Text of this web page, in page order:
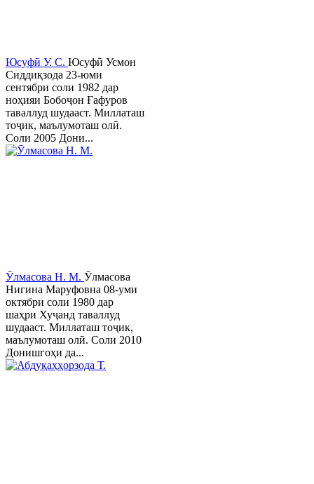
Юсуфӣ У. C. Юсуфӣ Усмон
Сиддиқзода 23-юми
сентябри соли 1982 дар
ноҳияи Бобоҷон Ғафуров
таваллуд шудааст. Миллаташ
тоҷик, маълумоташ олӣ.
Соли 2005 Дони...
Ӯлмасова Н. М. Ӯлмасова
Нигина Маруфовна 08-уми
октябри соли 1980 дар
шаҳри Хуҷанд таваллуд
шудааст. Миллаташ тоҷик,
маълумоташ олӣ. Соли 2010
Донишгоҳи да...